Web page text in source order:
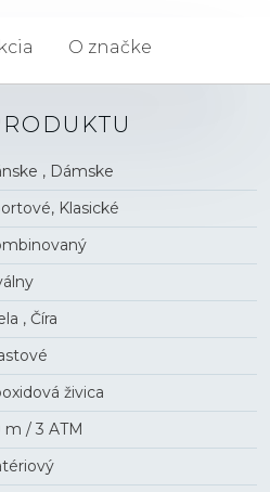
O značke
, Dámske
Klasické
, Číra
živica
m / 3 ATM